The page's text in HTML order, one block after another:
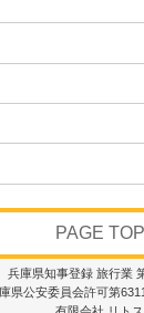
PAGE TOP
兵庫県知事登録 旅行業
県公安委員会許可第